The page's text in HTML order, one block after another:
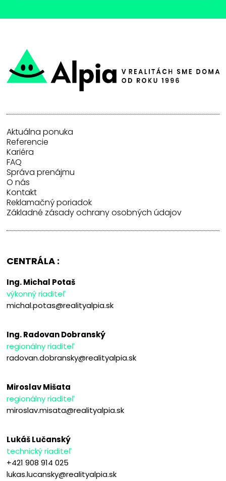
Aktuálna ponuka
Referencie
Kariéra
FAQ
Správa prenájmu
O nás
Kontakt
Reklamačný poriadok
Základné zásady ochrany osobných údajov
CENTRÁLA :
Ing. Michal Potaš
výkonný riaditeľ
michal.potas@realityalpia.sk
Ing. Radovan Dobranský
regionálny riaditeľ
radovan.dobransky@realityalpia.sk
Miroslav Mišata
regionálny riaditeľ
miroslav.misata@realityalpia.sk
Lukáš Lučanský
technický riaditeľ
+421 908 914 025
lukas.lucansky@realityalpia.sk